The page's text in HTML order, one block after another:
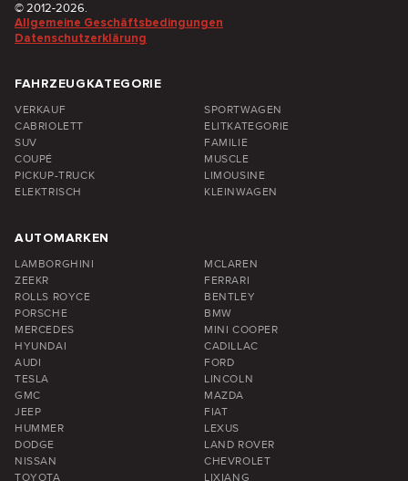
© 2012-2026.
Allgemeine Geschäftsbedingungen
Datenschutzerklärung
FAHRZEUGKATEGORIE
VERKAUF
SPORTWAGEN
CABRIOLETT
ELITKATEGORIE
SUV
FAMILIE
COUPÉ
MUSCLE
PICKUP-TRUCK
LIMOUSINE
ELEKTRISCH
KLEINWAGEN
AUTOMARKEN
LAMBORGHINI
MCLAREN
ZEEKR
FERRARI
ROLLS ROYCE
BENTLEY
PORSCHE
BMW
MERCEDES
MINI COOPER
HYUNDAI
CADILLAC
AUDI
FORD
TESLA
LINCOLN
GMC
MAZDA
JEEP
FIAT
HUMMER
LEXUS
DODGE
LAND ROVER
NISSAN
CHEVROLET
TOYOTA
LIXIANG